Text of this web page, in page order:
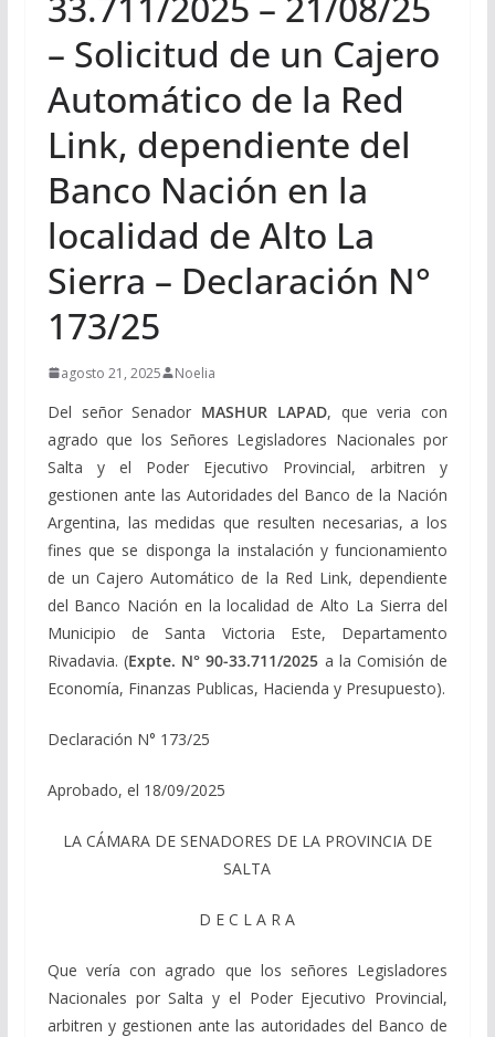
– Solicitud de un Cajero
Automático de la Red
Link, dependiente del
Banco Nación en la
localidad de Alto La
Sierra – Declaración N°
173/25
agosto 21, 2025 Noelia
Del señor Senador MASHUR LAPAD, que veria con
agrado que los Señores Legisladores Nacionales por
Salta y el Poder Ejecutivo Provincial, arbitren y
gestionen ante las Autoridades del Banco de la Nación
Argentina, las medidas que resulten necesarias, a los
fines que se disponga la instalación y funcionamiento
de un Cajero Automático de la Red Link, dependiente
del Banco Nación en la localidad de Alto La Sierra del
Municipio de Santa Victoria Este, Departamento
Rivadavia. (Expte. N° 90-33.711/2025 a la Comisión de
Economía, Finanzas Publicas, Hacienda y Presupuesto).
Declaración N° 173/25
Aprobado, el 18/09/2025
LA CÁMARA DE SENADORES DE LA PROVINCIA DE
SALTA
D E C L A R A
Que vería con agrado que los señores Legisladores
Nacionales por Salta y el Poder Ejecutivo Provincial,
arbitren y gestionen ante las autoridades del Banco de